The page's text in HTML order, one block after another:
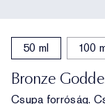
50 ml 100
Bronze
Csupa forróság.